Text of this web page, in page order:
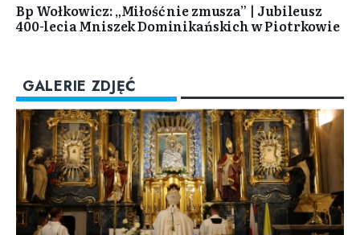
Bp Wołkowicz: „Miłość nie zmusza” | Jubileusz
400-lecia Mniszek Dominikańskich w Piotrkowie
GALERIE ZDJĘĆ